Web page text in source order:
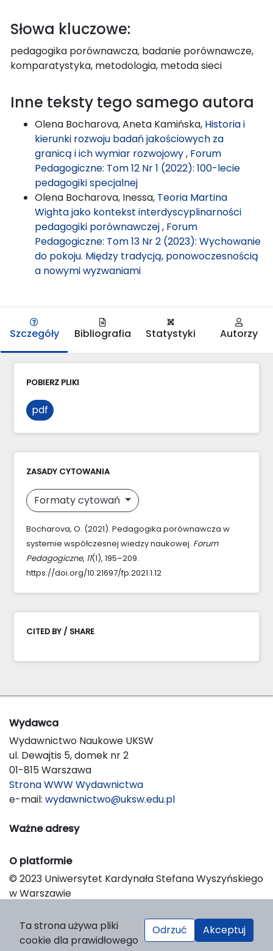
Słowa kluczowe:
pedagogika porównawcza, badanie porównawcze,
komparatystyka, metodologia, metoda sieci
Inne teksty tego samego autora
Olena Bocharova, Aneta Kamińska, Historia i
kierunki rozwoju badań jakościowych za
granicą i ich wymiar rozwojowy, Forum
Pedagogiczne: Tom 12 Nr 1 (2022): 100-lecie
pedagogiki specjalnej
Olena Bocharova, Inessa, Teoria Martina
Wighta jako kontekst interdyscyplinarności
pedagogiki porównawczej, Forum
Pedagogiczne: Tom 13 Nr 2 (2023): Wychowanie
do pokoju. Między tradycją, ponowoczesnością
a nowymi wyzwaniami
Szczegóły Bibliografia Statystyki Autorzy
POBIERZ PLIKI
pdf
ZASADY CYTOWANIA
Formaty cytowań
Bocharova, O. (2021). Pedagogika porównawcza w
systemie współczesnej wiedzy naukowej. Forum
Pedagogiczne, 11(1), 195–209.
https://doi.org/10.21697/fp.2021.1.12
CITED BY / SHARE
Wydawca
Wydawnictwo Naukowe UKSW
ul. Dewajtis 5, domek nr 2
01-815 Warszawa
Strona WWW Wydawnictwa
e-mail: wydawnictwo@uksw.edu.pl
Ważne adresy
O platformie
© 2023 Uniwersytet Kardynała Stefana Wyszyńskiego
w Warszawie
Platform & Workflow by OJS/PKP
Ta strona używa pliki
cookie dla prawidłowego
Odrzuć Akceptuj